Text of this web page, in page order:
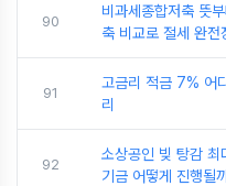
90
비과세종합저축 뜻
축 비교로 절세 완전
91
고금리 적금 7% 어
리
92
소상공인 빚 탕감
기금 어떻게 진행될